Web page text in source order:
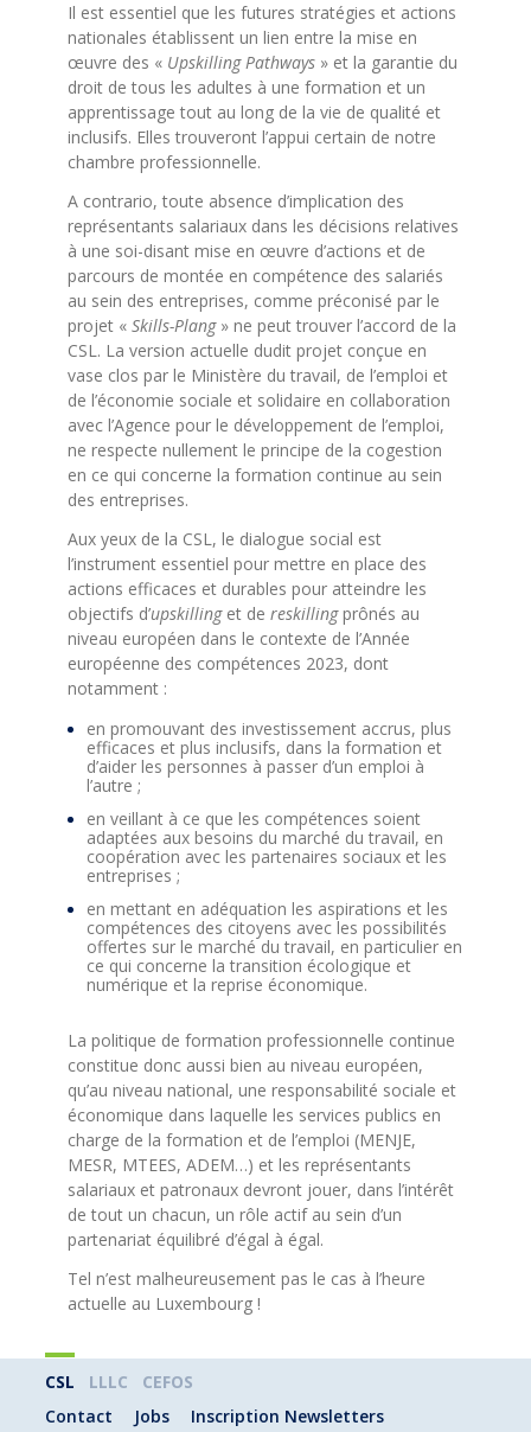
Il est essentiel que les futures stratégies et actions
nationales établissent un lien entre la mise en
œuvre des « Upskilling Pathways» et la garantie du
droit de tous les adultes à une formation et un
apprentissage tout au long de la vie de qualité et
inclusifs. Elles trouveront l’appui certain de notre
chambre professionnelle.
A contrario, toute absence d’implication des
représentants salariaux dans les décisions relatives
à une soi-disant mise en œuvre d’actions et de
parcours de montée en compétence des salariés
au sein des entreprises, comme préconisé par le
projet « Skills-Plang» ne peut trouver l’accord de la
CSL. La version actuelle dudit projet conçue en
vase clos par le Ministère du travail, de l’emploi et
de l’économie sociale et solidaire en collaboration
avec l’Agence pour le développement de l’emploi,
ne respecte nullement le principe de la cogestion
en ce qui concerne la formation continue au sein
des entreprises.
Aux yeux de la CSL, le dialogue social est
l’instrument essentiel pour mettre en place des
actions efficaces et durables pour atteindre les
objectifs d’upskillinget de reskillingprônés au
niveau européen dans le contexte de l’Année
européenne des compétences 2023, dont
notamment :
en promouvant des investissement accrus, plus
efficaces et plus inclusifs, dans la formation et
d’aider les personnes à passer d’un emploi à
l’autre ;
en veillant à ce que les compétences soient
adaptées aux besoins du marché du travail, en
coopération avec les partenaires sociaux et les
entreprises ;
en mettant en adéquation les aspirations et les
compétences des citoyens avec les possibilités
offertes sur le marché du travail, en particulier en
ce qui concerne la transition écologique et
numérique et la reprise économique.
La politique de formation professionnelle continue
constitue donc aussi bien au niveau européen,
qu’au niveau national, une responsabilité sociale et
économique dans laquelle les services publics en
charge de la formation et de l’emploi (MENJE,
MESR, MTEES, ADEM…) et les représentants
salariaux et patronaux devront jouer, dans l’intérêt
de tout un chacun, un rôle actif au sein d’un
partenariat équilibré d’égal à égal.
Tel n’est malheureusement pas le cas à l’heure
actuelle au Luxembourg !
CSL LLLC
CEFOS
Contact
Jobs Inscription Newsletters